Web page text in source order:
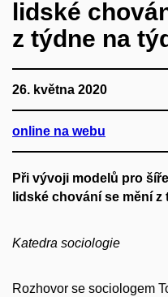
lidské
z týdne na
26. května 2020
online na webu
Při vývoji modelů pro
lidské chování se mění z
Katedra sociologie
Rozhovor se sociologem